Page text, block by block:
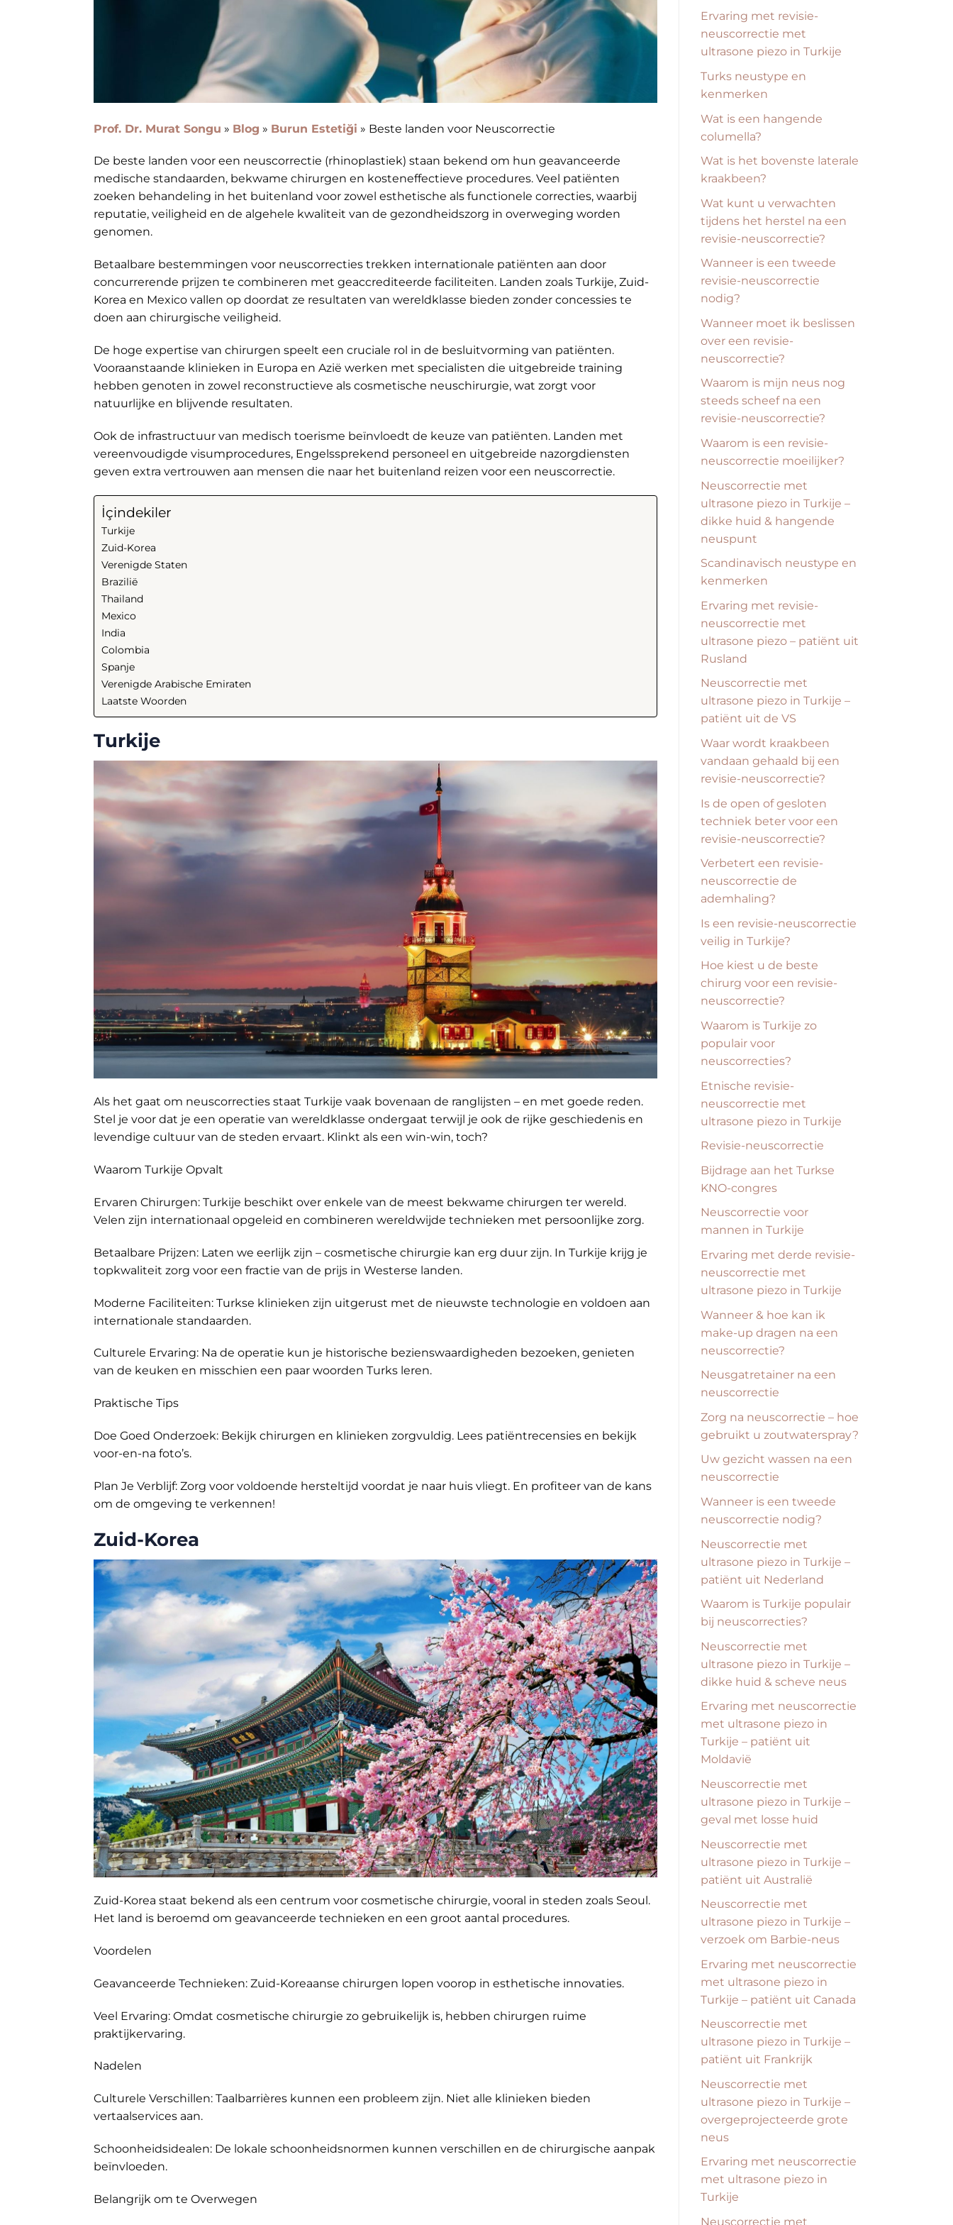
Prof. Dr. Murat Songu » Blog » Burun Estetiği » Beste landen voor Neuscorrectie
De beste landen voor een neuscorrectie (rhinoplastiek) staan bekend om hun geavanceerde
medische standaarden, bekwame chirurgen en kosteneffectieve procedures. Veel patiënten
zoeken behandeling in het buitenland voor zowel esthetische als functionele correcties, waarbij
reputatie, veiligheid en de algehele kwaliteit van de gezondheidszorg in overweging worden
genomen.
Betaalbare bestemmingen voor neuscorrecties trekken internationale patiënten aan door
concurrerende prijzen te combineren met geaccrediteerde faciliteiten. Landen zoals Turkije, Zuid-
Korea en Mexico vallen op doordat ze resultaten van wereldklasse bieden zonder concessies te
doen aan chirurgische veiligheid.
De hoge expertise van chirurgen speelt een cruciale rol in de besluitvorming van patiënten.
Vooraanstaande klinieken in Europa en Azië werken met specialisten die uitgebreide training
hebben genoten in zowel reconstructieve als cosmetische neuschirurgie, wat zorgt voor
natuurlijke en blijvende resultaten.
Ook de infrastructuur van medisch toerisme beïnvloedt de keuze van patiënten. Landen met
vereenvoudigde visumprocedures, Engelssprekend personeel en uitgebreide nazorgdiensten
geven extra vertrouwen aan mensen die naar het buitenland reizen voor een neuscorrectie.
İçindekiler
Turkije
Zuid-Korea
Verenigde Staten
Brazilië
Thailand
Mexico
India
Colombia
Spanje
Verenigde Arabische Emiraten
Laatste Woorden
Turkije
Als het gaat om neuscorrecties staat Turkije vaak bovenaan de ranglijsten – en met goede reden.
Stel je voor dat je een operatie van wereldklasse ondergaat terwijl je ook de rijke geschiedenis en
levendige cultuur van de steden ervaart. Klinkt als een win-win, toch?
Waarom Turkije Opvalt
Ervaren Chirurgen: Turkije beschikt over enkele van de meest bekwame chirurgen ter wereld.
Velen zijn internationaal opgeleid en combineren wereldwijde technieken met persoonlijke zorg.
Betaalbare Prijzen: Laten we eerlijk zijn – cosmetische chirurgie kan erg duur zijn. In Turkije krijg je
topkwaliteit zorg voor een fractie van de prijs in Westerse landen.
Moderne Faciliteiten: Turkse klinieken zijn uitgerust met de nieuwste technologie en voldoen aan
internationale standaarden.
Culturele Ervaring: Na de operatie kun je historische bezienswaardigheden bezoeken, genieten
van de keuken en misschien een paar woorden Turks leren.
Praktische Tips
Doe Goed Onderzoek: Bekijk chirurgen en klinieken zorgvuldig. Lees patiëntrecensies en bekijk
voor-en-na foto’s.
Plan Je Verblijf: Zorg voor voldoende hersteltijd voordat je naar huis vliegt. En profiteer van de kans
om de omgeving te verkennen!
Zuid-Korea
Zuid-Korea staat bekend als een centrum voor cosmetische chirurgie, vooral in steden zoals Seoul.
Het land is beroemd om geavanceerde technieken en een groot aantal procedures.
Voordelen
Geavanceerde Technieken: Zuid-Koreaanse chirurgen lopen voorop in esthetische innovaties.
Veel Ervaring: Omdat cosmetische chirurgie zo gebruikelijk is, hebben chirurgen ruime
praktijkervaring.
Nadelen
Culturele Verschillen: Taalbarrières kunnen een probleem zijn. Niet alle klinieken bieden
vertaalservices aan.
Schoonheidsidealen: De lokale schoonheidsnormen kunnen verschillen en de chirurgische aanpak
beïnvloeden.
Belangrijk om te Overwegen
Ervaring met revisie-
neuscorrectie met
ultrasone piezo in Turkije
Turks neustype en
kenmerken
Wat is een hangende
columella?
Wat is het bovenste laterale
kraakbeen?
Wat kunt u verwachten
tijdens het herstel na een
revisie-neuscorrectie?
Wanneer is een tweede
revisie-neuscorrectie
nodig?
Wanneer moet ik beslissen
over een revisie-
neuscorrectie?
Waarom is mijn neus nog
steeds scheef na een
revisie-neuscorrectie?
Waarom is een revisie-
neuscorrectie moeilijker?
Neuscorrectie met
ultrasone piezo in Turkije –
dikke huid & hangende
neuspunt
Scandinavisch neustype en
kenmerken
Ervaring met revisie-
neuscorrectie met
ultrasone piezo – patiënt uit
Rusland
Neuscorrectie met
ultrasone piezo in Turkije –
patiënt uit de VS
Waar wordt kraakbeen
vandaan gehaald bij een
revisie-neuscorrectie?
Is de open of gesloten
techniek beter voor een
revisie-neuscorrectie?
Verbetert een revisie-
neuscorrectie de
ademhaling?
Is een revisie-neuscorrectie
veilig in Turkije?
Hoe kiest u de beste
chirurg voor een revisie-
neuscorrectie?
Waarom is Turkije zo
populair voor
neuscorrecties?
Etnische revisie-
neuscorrectie met
ultrasone piezo in Turkije
Revisie-neuscorrectie
Bijdrage aan het Turkse
KNO-congres
Neuscorrectie voor
mannen in Turkije
Ervaring met derde revisie-
neuscorrectie met
ultrasone piezo in Turkije
Wanneer & hoe kan ik
make-up dragen na een
neuscorrectie?
Neusgatretainer na een
neuscorrectie
Zorg na neuscorrectie – hoe
gebruikt u zoutwaterspray?
Uw gezicht wassen na een
neuscorrectie
Wanneer is een tweede
neuscorrectie nodig?
Neuscorrectie met
ultrasone piezo in Turkije –
patiënt uit Nederland
Waarom is Turkije populair
bij neuscorrecties?
Neuscorrectie met
ultrasone piezo in Turkije –
dikke huid & scheve neus
Ervaring met neuscorrectie
met ultrasone piezo in
Turkije – patiënt uit
Moldavië
Neuscorrectie met
ultrasone piezo in Turkije –
geval met losse huid
Neuscorrectie met
ultrasone piezo in Turkije –
patiënt uit Australië
Neuscorrectie met
ultrasone piezo in Turkije –
verzoek om Barbie-neus
Ervaring met neuscorrectie
met ultrasone piezo in
Turkije – patiënt uit Canada
Neuscorrectie met
ultrasone piezo in Turkije –
patiënt uit Frankrijk
Neuscorrectie met
ultrasone piezo in Turkije –
overgeprojecteerde grote
neus
Ervaring met neuscorrectie
met ultrasone piezo in
Turkije
Neuscorrectie met